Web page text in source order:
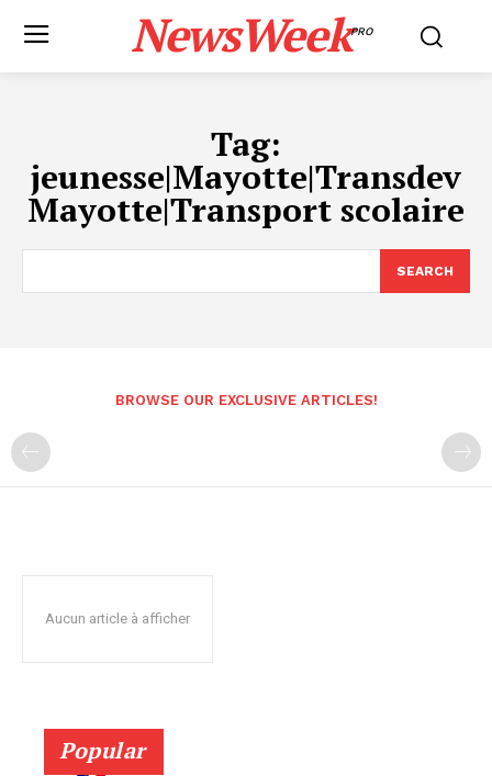
NewsWeekPRO
Tag:
jeunesse|Mayotte|Transdev
Mayotte|Transport scolaire
SEARCH
BROWSE OUR EXCLUSIVE ARTICLES!
Aucun article à afficher
Popular